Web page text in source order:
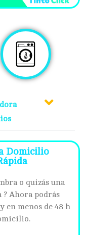
Domicilio
o quizás una
? Ahora podrás
en menos de 48 h